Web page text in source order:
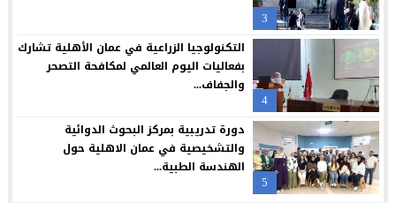
3
4
التكنولوجيا الزراعية في عمان الأهلية تشارك
بفعاليات اليوم العالمي لمكافحة التصحر
والجفاف...
5
دورة تدريبية بمركز البحوث الدوائية
والتشخيصية في عمان الاهلية حول
الهندسة الطبية...